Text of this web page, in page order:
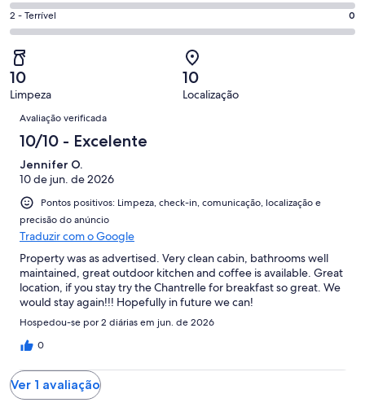
1
avaliações
0
de
1
avaliações
Ok.
0
de
avaliações
4
-
0
de
1
Nota
2
-
Terrível.
0
de
avaliações
2 - Terrível 0
10
Limpeza
10
Localização
Avaliações
Avaliação verificada
10/10 - Excelente
Jennifer O.
10 de jun. de 2026
Pontos positivos: Limpeza, check-in, comunicação, localização e
precisão do anúncio
Traduzir com o Google
Property was as advertised. Very clean cabin, bathrooms well
maintained, great outdoor kitchen and coffee is available. Great
location, if you stay try the Chantrelle for breakfast so great. We
would stay again!!! Hopefully in future we can!
Hospedou-se por 2 diárias em jun. de 2026
0
Ver 1 avaliação